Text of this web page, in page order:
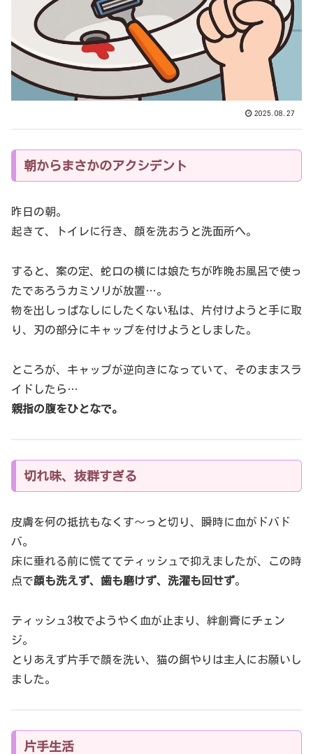
2025.08.27
朝からまさかのアクシデント
昨日の朝。
起きて、トイレに行き、顔を洗おうと洗面所へ。
すると、案の定、蛇口の横には娘たちが昨晩お風呂で使っ
たであろうカミソリが放置…。
物を出しっぱなしにしたくない私は、片付けようと手に取
り、刃の部分にキャップを付けようとしました。
ところが、キャップが逆向きになっていて、そのままスラ
イドしたら…
親指の腹をひとなで。
切れ味、抜群すぎる
皮膚を何の抵抗もなくす〜っと切り、瞬時に血がドバド
バ。
床に垂れる前に慌ててティッシュで抑えましたが、この時
点で顔も洗えず、歯も磨けず、洗濯も回せず。
ティッシュ3枚でようやく血が止まり、絆創膏にチェン
ジ。
とりあえず片手で顔を洗い、猫の餌やりは主人にお願いし
ました。
片手生活